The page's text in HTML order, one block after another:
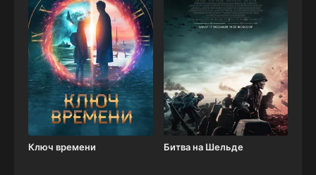
Ключ времени Битва на Шельде